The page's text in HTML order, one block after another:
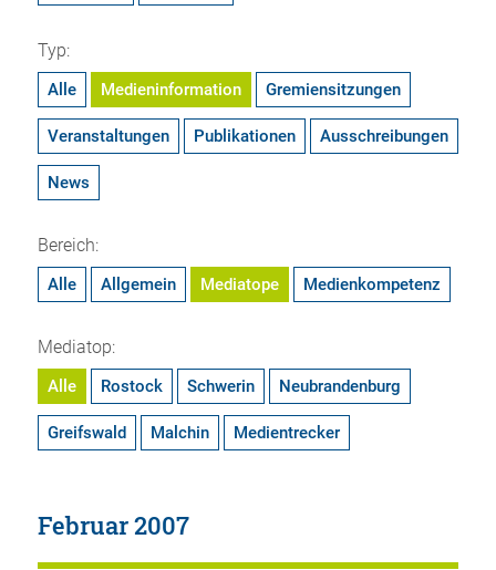
Typ:
Alle Medieninformation Gremiensitzungen
Veranstaltungen Publikationen Ausschreibungen
News
Bereich:
Alle Allgemein Mediatope Medienkompetenz
Mediatop:
Alle Rostock Schwerin Neubrandenburg
Greifswald Malchin Medientrecker
Februar 2007